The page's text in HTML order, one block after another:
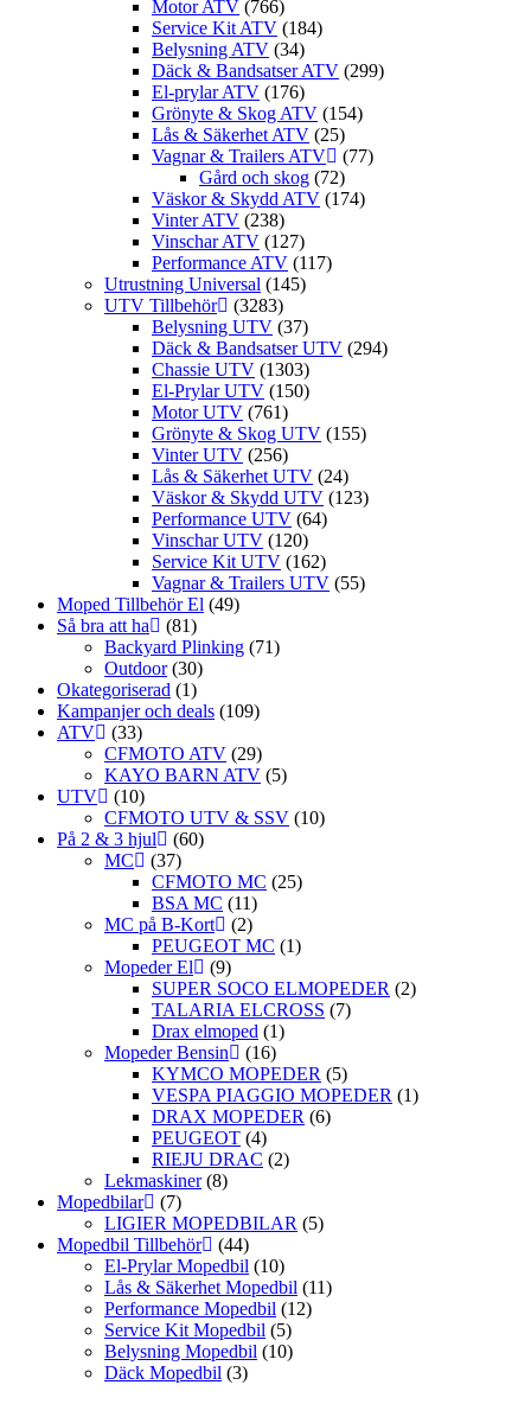
Motor ATV (766)
Service Kit ATV (184)
Belysning ATV (34)
Däck & Bandsatser ATV (299)
El-prylar ATV (176)
Grönyte & Skog ATV (154)
Lås & Säkerhet ATV (25)
Vagnar & Trailers ATV
(77)
Gård och skog (72)
Väskor & Skydd ATV (174)
Vinter ATV (238)
Vinschar ATV (127)
Performance ATV (117)
Utrustning Universal (145)
UTV Tillbehör
(3283)
Belysning UTV (37)
Däck & Bandsatser UTV (294)
Chassie UTV (1303)
El-Prylar UTV (150)
Motor UTV (761)
Grönyte & Skog UTV (155)
Vinter UTV (256)
Lås & Säkerhet UTV (24)
Väskor & Skydd UTV (123)
Performance UTV (64)
Vinschar UTV (120)
Service Kit UTV (162)
Vagnar & Trailers UTV (55)
Moped Tillbehör El (49)
Så bra att ha
(81)
Backyard Plinking (71)
Outdoor (30)
Okategoriserad (1)
Kampanjer och deals (109)
ATV
(33)
CFMOTO ATV (29)
KAYO BARN ATV (5)
UTV
(10)
CFMOTO UTV & SSV (10)
På 2 & 3 hjul
(60)
MC
(37)
CFMOTO MC (25)
BSA MC (11)
MC på B-Kort
(2)
PEUGEOT MC (1)
Mopeder El
(9)
SUPER SOCO ELMOPEDER (2)
TALARIA ELCROSS (7)
Drax elmoped (1)
Mopeder Bensin
(16)
KYMCO MOPEDER (5)
VESPA PIAGGIO MOPEDER (1)
DRAX MOPEDER (6)
PEUGEOT (4)
RIEJU DRAC (2)
Lekmaskiner (8)
Mopedbilar
(7)
LIGIER MOPEDBILAR (5)
Mopedbil Tillbehör
(44)
El-Prylar Mopedbil (10)
Lås & Säkerhet Mopedbil (11)
Performance Mopedbil (12)
Service Kit Mopedbil (5)
Belysning Mopedbil (10)
Däck Mopedbil (3)